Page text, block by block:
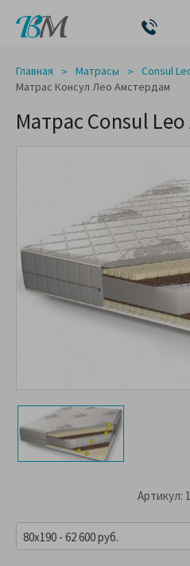
Главная Матрасы
Consul
Матрас Консул Лео Амстердам
Матрас Consul
Артикул:
80x190 - 62 600 руб.